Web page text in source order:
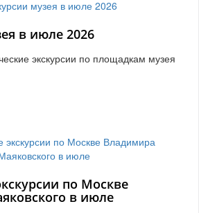
в июле 2026
экскурсии по площадкам музея
по Москве
в июле